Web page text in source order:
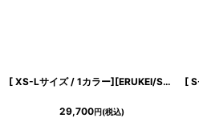
[ XS-Lサイズ / 1カラー][ERUKEI/SETTAN]ホワイト・総レース・フリル袖・フィッシュテール・マーメイド・半袖・ロングドレス・ワンピース[黒木麗奈着用][送料無料]
29,700円(税込)